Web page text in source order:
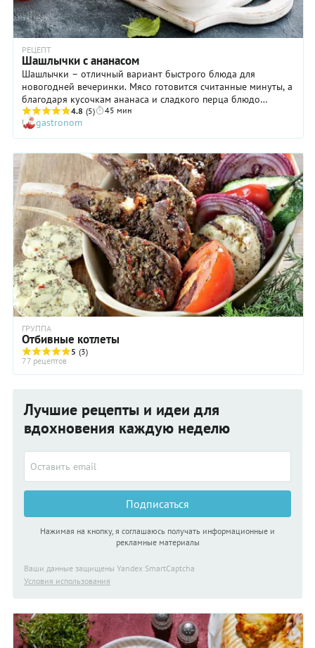
РЕЦЕПТ
Шашлычки с ананасом
Шашлычки – отличный вариант быстрого блюда для
новогодней вечеринки. Мясо готовится считанные минуты, а
благодаря кусочкам ананаса и сладкого перца блюдо
получается по праздничному ярким.
4.8 (5) 45 мин
gastronom
ГРУППА
Отбивные котлеты
5 (3)
77 рецептов
Лучшие рецепты и идеи для
вдохновения каждую неделю
Подписаться
Нажимая на кнопку, я соглашаюсь получать информационные и
рекламные материалы
Ваши данные защищены Yandex SmartCaptcha
Условия использования